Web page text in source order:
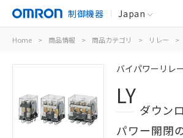
制御機器 Japan
Home > 商品情報 > 商品カテゴリ > リレー >
バイパワーリレ
LY
ダウン
パワー開閉